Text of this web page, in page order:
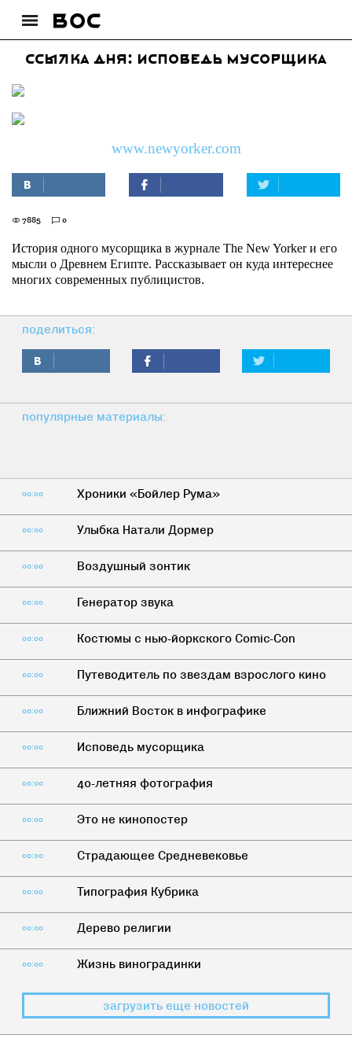
Ссылка дня: Исповедь мусорщика
www.newyorker.com
7885 0
История одного мусорщика в журнале The New Yorker и его
мысли о Древнем Египте. Рассказывает он куда интереснее
многих современных публицистов.
поделиться:
популярные материалы:
00:00 Хроники «Бойлер Рума»
00:00 Улыбка Натали Дормер
00:00 Воздушный зонтик
00:00 Генератор звука
00:00 Костюмы с нью-йоркского Comic-Con
00:00 Путеводитель по звездам взрослого кино
00:00 Ближний Восток в инфографике
00:00 Исповедь мусорщика
00:00 40-летняя фотография
00:00 Это не кинопостер
00:00 Страдающее Средневековье
00:00 Типография Кубрика
00:00 Дерево религии
00:00 Жизнь виноградинки
загрузить еще новостей